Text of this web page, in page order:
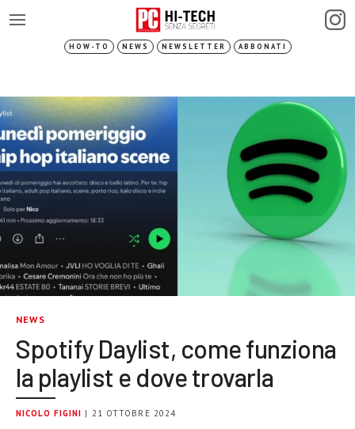
HOW-TO NEWS NEWSLETTER ABBONATI
NEWS
Spotify Daylist, come funziona
la playlist e dove trovarla
NICOLO FIGINI | 21 OTTOBRE 2024